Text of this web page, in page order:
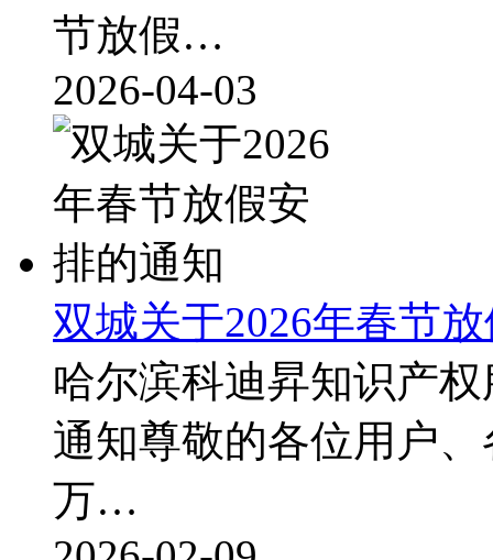
节放假…
2026-04-03
双城关于2026年春节
哈尔滨科迪昇知识产
通知尊敬的各位用户
万…